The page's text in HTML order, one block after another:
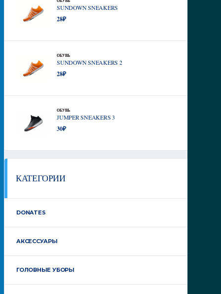
SUNDOWN SNEAKERS
28₽
ОБУВЬ
SUNDOWN SNEAKERS 2
28₽
ОБУВЬ
JUMPER SNEAKERS 3
30₽
КАТЕГОРИИ
DONATES
АКСЕССУАРЫ
ГОЛОВНЫЕ УБОРЫ